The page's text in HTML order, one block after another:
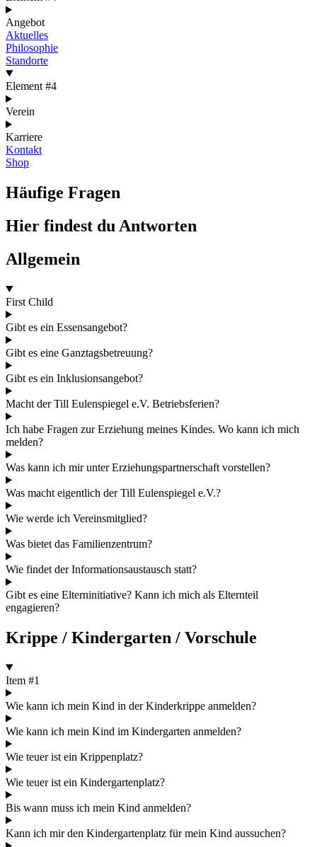
Angebot
Aktuelles
Philosophie
Standorte
Element #4
Verein
Karriere
Kontakt
Shop
Häufige Fragen
Hier findest du Antworten
Allgemein
First Child
Gibt es ein Essensangebot?
Gibt es eine Ganztagsbetreuung?
Gibt es ein Inklusionsangebot?
Macht der Till Eulenspiegel e.V. Betriebsferien?
Ich habe Fragen zur Erziehung meines Kindes. Wo kann ich mich
melden?
Was kann ich mir unter Erziehungspartnerschaft vorstellen?
Was macht eigentlich der Till Eulenspiegel e.V.?
Wie werde ich Vereinsmitglied?
Was bietet das Familienzentrum?
Wie findet der Informationsaustausch statt?
Gibt es eine Elterninitiative? Kann ich mich als Elternteil
engagieren?
Krippe / Kindergarten / Vorschule
Item #1
Wie kann ich mein Kind in der Kinderkrippe anmelden?
Wie kann ich mein Kind im Kindergarten anmelden?
Wie teuer ist ein Krippenplatz?
Wie teuer ist ein Kindergartenplatz?
Bis wann muss ich mein Kind anmelden?
Kann ich mir den Kindergartenplatz für mein Kind aussuchen?